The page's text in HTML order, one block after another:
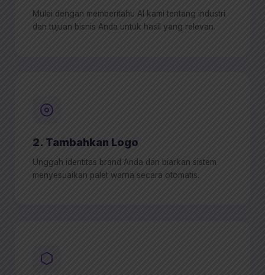
Mulai dengan memberitahu AI kami tentang industri
dan tujuan bisnis Anda untuk hasil yang relevan.
2. Tambahkan Logo
Unggah identitas brand Anda dan biarkan sistem
menyesuaikan palet warna secara otomatis.